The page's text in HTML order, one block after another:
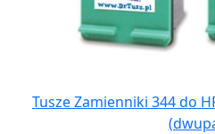
Tusze Zamienniki 344 do